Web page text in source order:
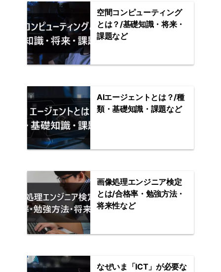
空間コンピューティング
とは？/基礎知識・将来・
課題など
AIエージェントとは？/種
類・基礎知識・課題など
画像処理エンジニア検定
とは/合格率・勉強方法・
将来性など
なぜいま「ICT」が必要な